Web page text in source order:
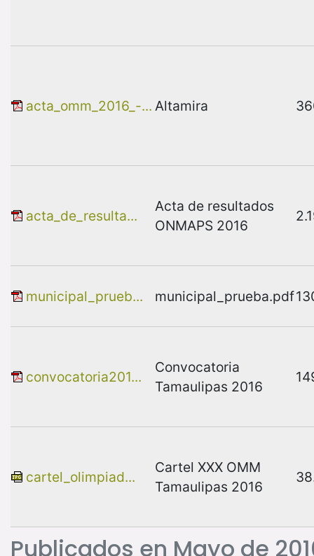
Publicados en Mayo de
acta_omm_2016_-... Altamira
acta_de_resulta...
Acta de resultados
ONMAPS 2016
municipal_prueb... municipal_prueba.pdf
convocatoria201...
Convocatoria
Tamaulipas 2016
cartel_olimpiad...
Cartel XXX OMM
Tamaulipas 2016